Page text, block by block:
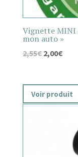
Vignette MINI
mon auto »
2,55€ 2,00€
Voir produit